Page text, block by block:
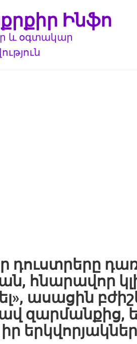
Ինֆո
և օգտակար
դուստրերը
հնարավոր
ասացին
զարմանքից,